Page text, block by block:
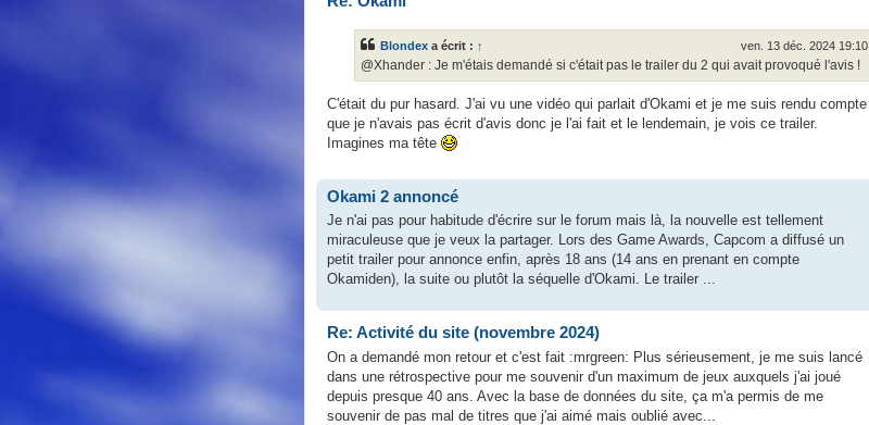
Blondex a écrit : ↑ ven. 13 déc. 2024 19:10
@Xhander : Je m'étais demandé si c'était pas le trailer du 2 qui avait provoqué l'avis !
C'était du pur hasard. J'ai vu une vidéo qui parlait d'Okami et je me suis rendu compte
que je n'avais pas écrit d'avis donc je l'ai fait et le lendemain, je vois ce trailer.
Imagines ma tête
Okami 2 annoncé
Je n'ai pas pour habitude d'écrire sur le forum mais là, la nouvelle est tellement
miraculeuse que je veux la partager. Lors des Game Awards, Capcom a diffusé un
petit trailer pour annonce enfin, après 18 ans (14 ans en prenant en compte
Okamiden), la suite ou plutôt la séquelle d'Okami. Le trailer ...
Re: Activité du site (novembre 2024)
On a demandé mon retour et c'est fait :mrgreen: Plus sérieusement, je me suis lancé
dans une rétrospective pour me souvenir d'un maximum de jeux auxquels j'ai joué
depuis presque 40 ans. Avec la base de données du site, ça m'a permis de me
souvenir de pas mal de titres que j'ai aimé mais oublié avec...